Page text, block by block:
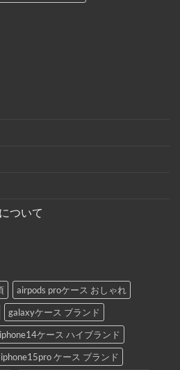
ついて
airpods proケース おしゃれ
galaxyケース ブランド
iphone14ケース ハイブランド
iphone15pro ケース ブランド